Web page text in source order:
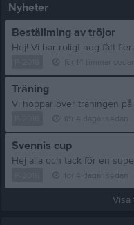
Nyheter
Beställming av tröjor
Träning
Svennis cup
Visa